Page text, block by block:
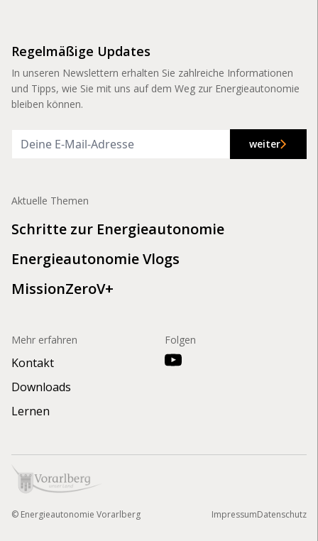
Regelmäßige Updates
In unseren Newslettern erhalten Sie zahlreiche Informationen
und Tipps, wie Sie mit uns auf dem Weg zur Energieautonomie
bleiben können.
weiter
Aktuelle Themen
Schritte zur Energieautonomie
Energieautonomie Vlogs
MissionZeroV+
Mehr erfahren
Kontakt
Downloads
Lernen
Folgen
© Energieautonomie Vorarlberg ImpressumDatenschutz